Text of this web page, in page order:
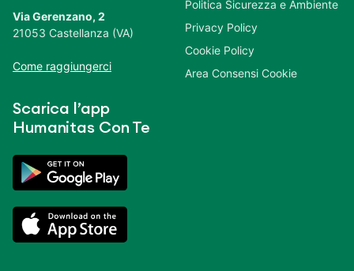
Via Gerenzano, 2
21053 Castellanza (VA)
Come raggiungerci
Scarica l’app
Humanitas Con Te
Politica Sicurezza e Ambiente
Privacy Policy
Cookie Policy
Area Consensi Cookie